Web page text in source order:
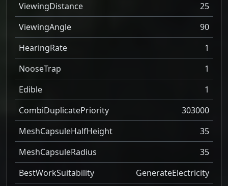
ViewingDistance
25
ViewingAngle
90
HearingRate
1
NooseTrap
1
Edible
1
CombiDuplicatePriority
303000
MeshCapsuleHalfHeight
35
MeshCapsuleRadius
35
BestWorkSuitability
GenerateElectricity